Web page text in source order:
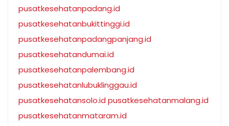
pusatkesehatanpadang.id
pusatkesehatanbukittinggi.id
pusatkesehatanpadangpanjang.id
pusatkesehatandumai.id
pusatkesehatanpalembang.id
pusatkesehatanlubuklinggau.id
pusatkesehatansolo.id pusatkesehatanmalang.id
pusatkesehatanmataram.id